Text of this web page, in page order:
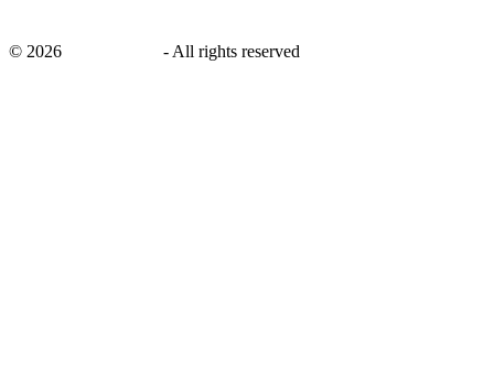
© 2026 - All rights reserved